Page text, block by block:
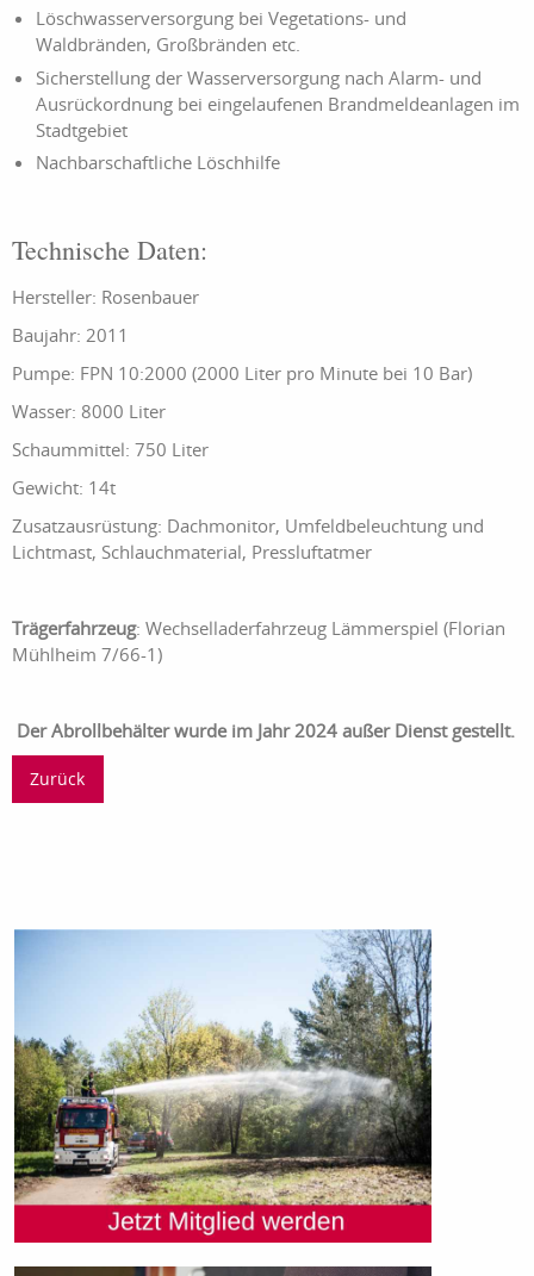
Löschwasserversorgung bei Vegetations- und
Waldbränden, Großbränden etc.
Sicherstellung der Wasserversorgung nach Alarm- und
Ausrückordnung bei eingelaufenen Brandmeldeanlagen im
Stadtgebiet
Nachbarschaftliche Löschhilfe
Technische Daten:
Hersteller: Rosenbauer
Baujahr: 2011
Pumpe: FPN 10:2000 (2000 Liter pro Minute bei 10 Bar)
Wasser: 8000 Liter
Schaummittel: 750 Liter
Gewicht: 14t
Zusatzausrüstung: Dachmonitor, Umfeldbeleuchtung und
Lichtmast, Schlauchmaterial, Pressluftatmer
Trägerfahrzeug: Wechselladerfahrzeug Lämmerspiel (Florian
Mühlheim 7/66-1)
Der Abrollbehälter wurde im Jahr 2024 außer Dienst gestellt.
Zurück